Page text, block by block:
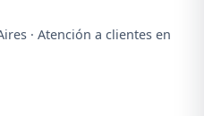
· Atención a clientes en